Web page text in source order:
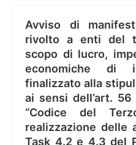
Avviso di
rivolto a enti del
scopo di lucro,
economiche di
finalizzato alla
ai sensi dell’art.
“Codice del
realizzazione delle
Task 4.2 e 4.3 del